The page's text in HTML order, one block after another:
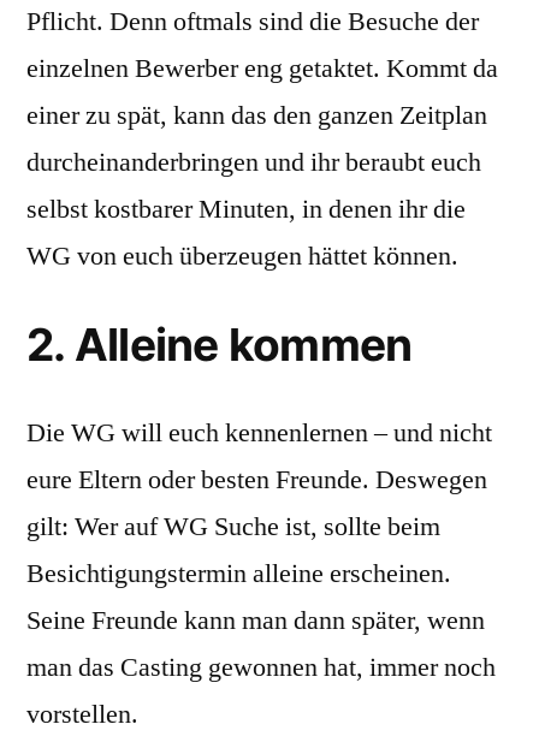
Pflicht. Denn oftmals sind die Besuche der
einzelnen Bewerber eng getaktet. Kommt da
einer zu spät, kann das den ganzen Zeitplan
durcheinanderbringen und ihr beraubt euch
selbst kostbarer Minuten, in denen ihr die
WG von euch überzeugen hättet können.
2. Alleine kommen
Die WG will euch kennenlernen – und nicht
eure Eltern oder besten Freunde. Deswegen
gilt: Wer auf WG Suche ist, sollte beim
Besichtigungstermin alleine erscheinen.
Seine Freunde kann man dann später, wenn
man das Casting gewonnen hat, immer noch
vorstellen.